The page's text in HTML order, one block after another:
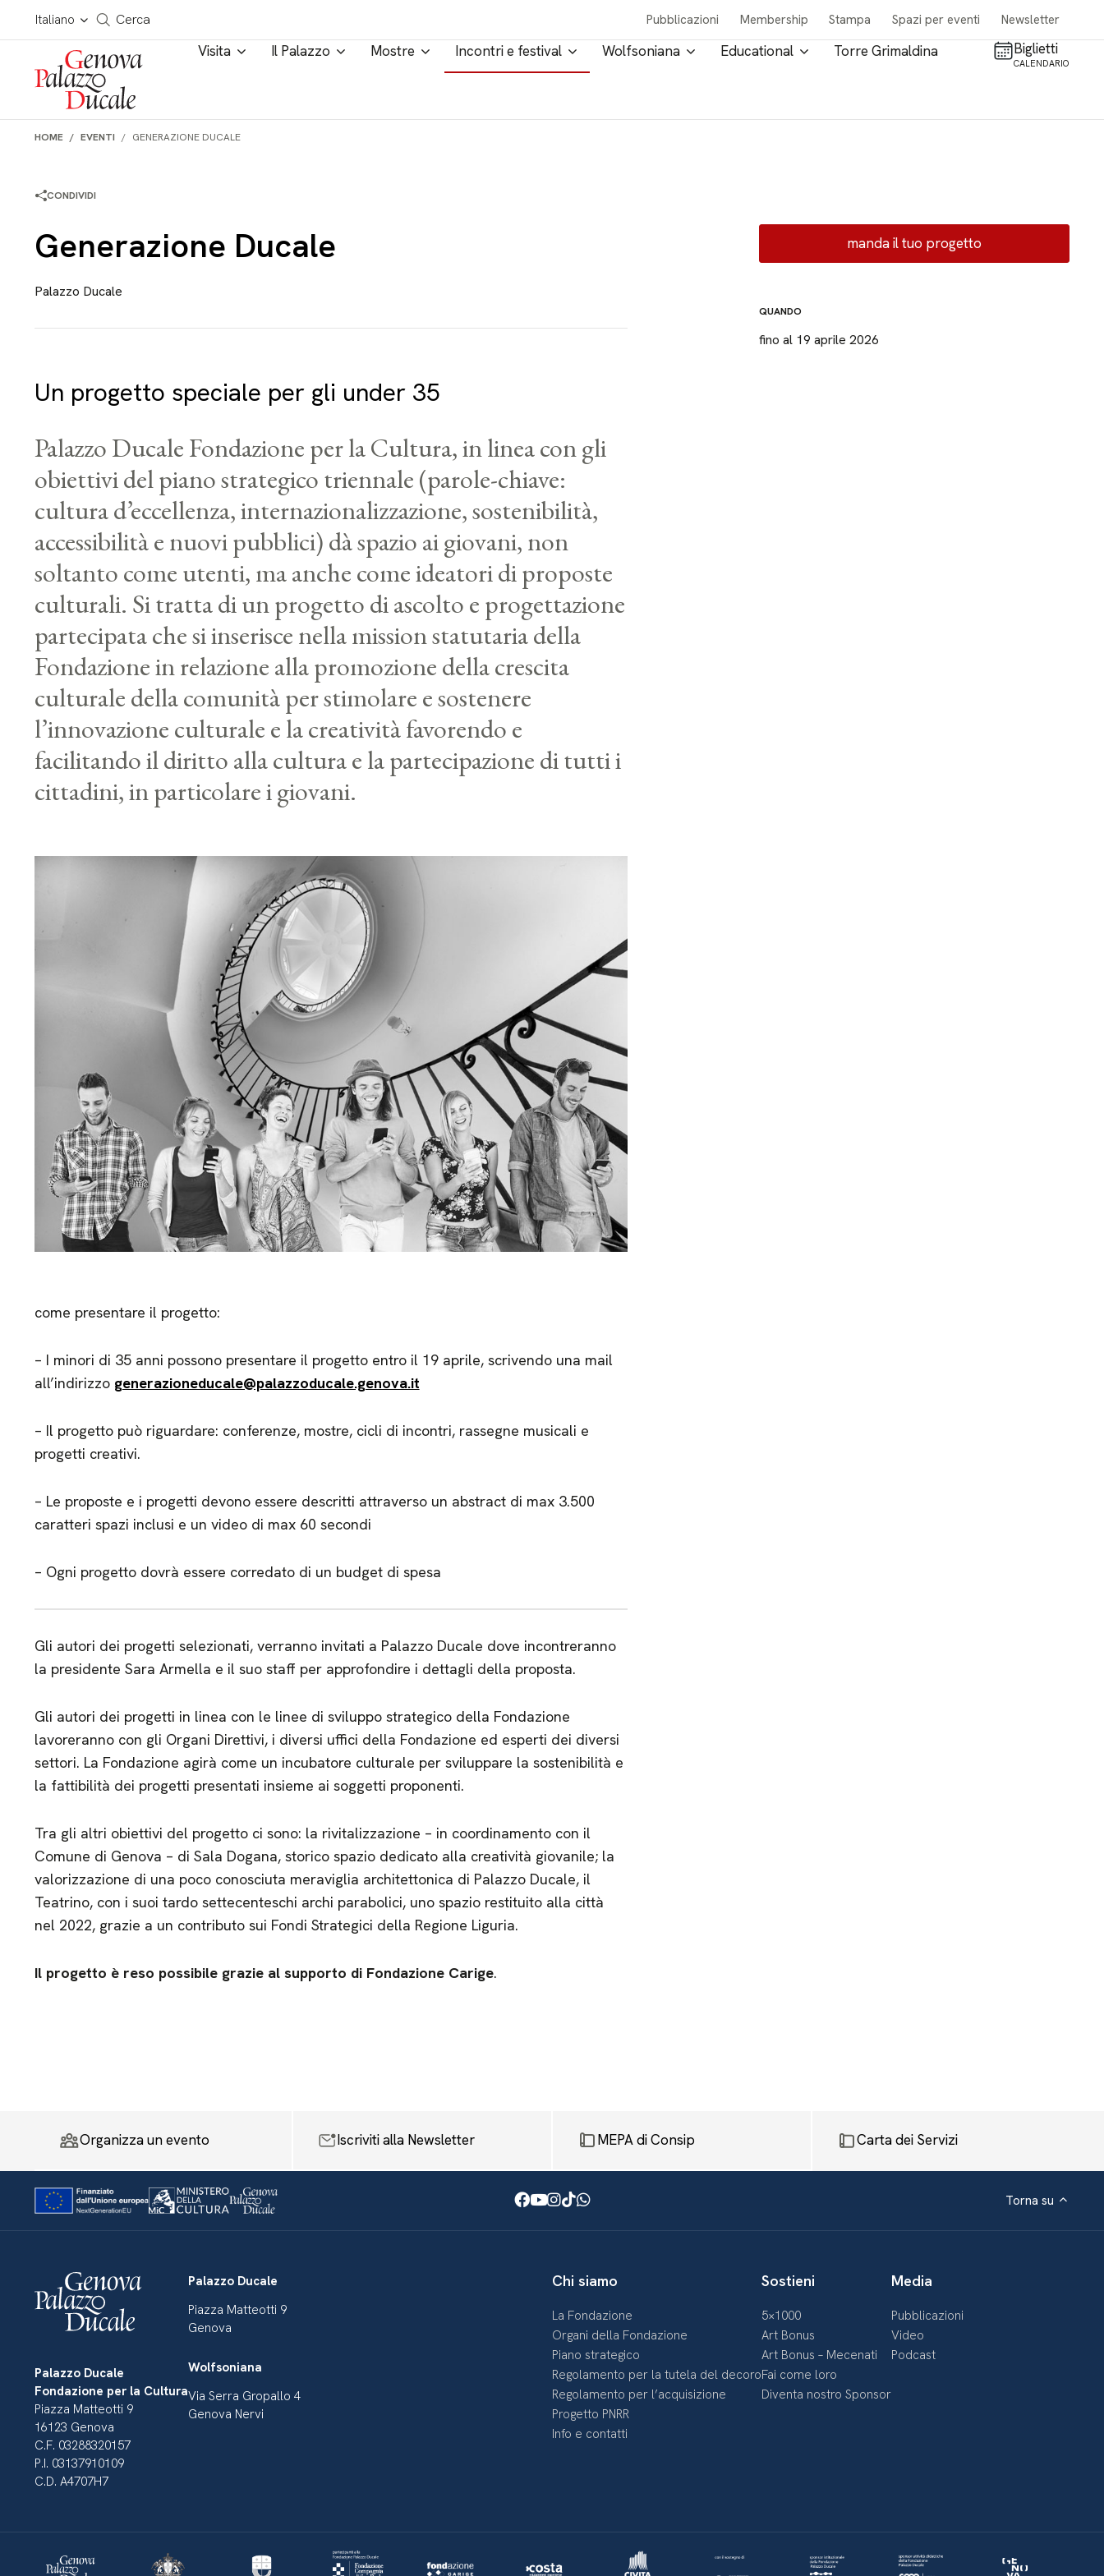
Salta al contenuto
Italiano
Cerca in tutto il sito
Cerca Pubblicazioni Membership Stampa Spazi per eventi Newsletter
Visita Il Palazzo Mostre Incontri e festival Wolfsoniana Educational Torre Grimaldina Biglietti
CALENDARIO
HOME EVENTI GENERAZIONE DUCALE
CONDIVIDI
Generazione Ducale
Palazzo Ducale
Un progetto speciale per gli under 35
Palazzo Ducale Fondazione per la Cultura, in linea con gli
obiettivi del piano strategico triennale (parole-chiave:
cultura d’eccellenza, internazionalizzazione, sostenibilità,
accessibilità e nuovi pubblici) dà spazio ai giovani, non
soltanto come utenti, ma anche come ideatori di proposte
culturali. Si tratta di un progetto di ascolto e progettazione
partecipata che si inserisce nella mission statutaria della
Fondazione in relazione alla promozione della crescita
culturale della comunità per stimolare e sostenere
l’innovazione culturale e la creatività favorendo e
facilitando il diritto alla cultura e la partecipazione di tutti i
cittadini, in particolare i giovani.
come presentare il progetto:
– I minori di 35 anni possono presentare il progetto entro il 19 aprile, scrivendo una mail
all’indirizzo generazioneducale@palazzoducale.genova.it
– Il progetto può riguardare: conferenze, mostre, cicli di incontri, rassegne musicali e
progetti creativi.
– Le proposte e i progetti devono essere descritti attraverso un abstract di max 3.500
caratteri spazi inclusi e un video di max 60 secondi
– Ogni progetto dovrà essere corredato di un budget di spesa
Gli autori dei progetti selezionati, verranno invitati a Palazzo Ducale dove incontreranno
la presidente Sara Armella e il suo staff per approfondire i dettagli della proposta.
Gli autori dei progetti in linea con le linee di sviluppo strategico della Fondazione
lavoreranno con gli Organi Direttivi, i diversi uffici della Fondazione ed esperti dei diversi
settori. La Fondazione agirà come un incubatore culturale per sviluppare la sostenibilità e
la fattibilità dei progetti presentati insieme ai soggetti proponenti.
Tra gli altri obiettivi del progetto ci sono: la rivitalizzazione – in coordinamento con il
Comune di Genova – di Sala Dogana, storico spazio dedicato alla creatività giovanile; la
valorizzazione di una poco conosciuta meraviglia architettonica di Palazzo Ducale, il
Teatrino, con i suoi tardo settecenteschi archi parabolici, uno spazio restituito alla città
nel 2022, grazie a un contributo sui Fondi Strategici della Regione Liguria.
Il progetto è reso possibile grazie al supporto di Fondazione Carige.
manda il tuo progetto
QUANDO
fino al 19 aprile 2026
Organizza un evento Iscriviti alla Newsletter MEPA di Consip Carta dei Servizi
Facebook
Youtube
Instagram
TikTok
WhatsApp Torna su
Palazzo Ducale
Fondazione per la Cultura
Piazza Matteotti 9
16123 Genova
C.F. 03288320157
P.I. 03137910109
C.D. A4707H7
Palazzo Ducale
Piazza Matteotti 9
Genova
Wolfsoniana
Via Serra Gropallo 4
Genova Nervi
Chi siamo
La Fondazione
Organi della Fondazione
Piano strategico
Regolamento per la tutela del decoro
Regolamento per l’acquisizione
Progetto PNRR
Info e contatti
Sostieni
5×1000
Art Bonus
Art Bonus – Mecenati
Fai come loro
Diventa nostro Sponsor
Media
Pubblicazioni
Video
Podcast